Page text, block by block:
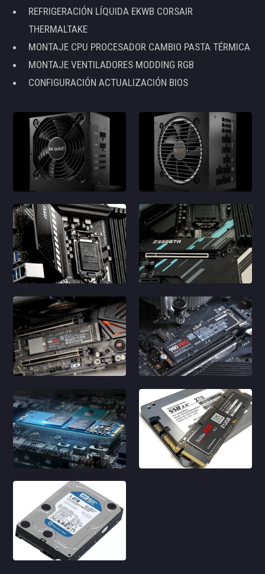
REFRIGERACIÓN LÍQUIDA EKWB CORSAIR
THERMALTAKE
MONTAJE CPU PROCESADOR CAMBIO PASTA TÉRMICA
MONTAJE VENTILADORES MODDING RGB
CONFIGURACIÓN ACTUALIZACIÓN BIOS